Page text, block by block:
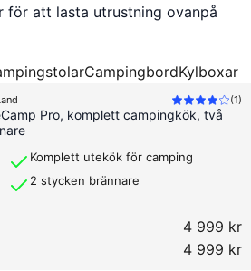
för att lasta utrustning ovanpå
CampingbordKylboxar
(1)
Pro, komplett campingkök, två
Komplett utekök för camping
2 stycken brännare
4 999 kr
4 999 kr